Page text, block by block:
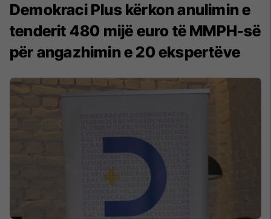
Demokraci Plus kërkon anulimin e
tenderit 480 mijë euro të MMPH-së
për angazhimin e 20 ekspertëve